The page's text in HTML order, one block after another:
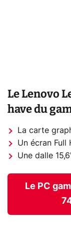
Le Lenovo
have du
La carte
Un écran Full
Une dalle
Le PC